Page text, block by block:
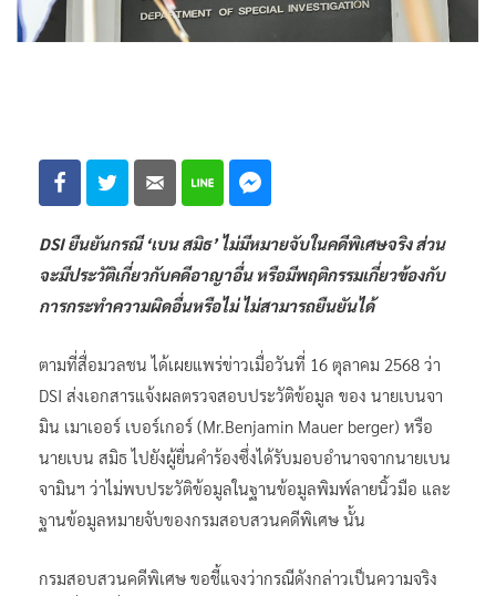
DSI ยืนยันกรณี ‘เบน สมิธ’ ไม่มีหมายจับในคดีพิเศษจริง ส่วน
จะมีประวัติเกี่ยวกับคดีอาญาอื่น หรือมีพฤติกรรมเกี่ยวข้องกับ
การกระทำความผิดอื่นหรือไม่ ไม่สามารถยืนยันได้
ตามที่สื่อมวลชน ได้เผยแพร่ข่าวเมื่อวันที่ 16 ตุลาคม 2568 ว่า
DSI ส่งเอกสารแจ้งผลตรวจสอบประวัติข้อมูล ของ นายเบนจา
มิน เมาเออร์ เบอร์เกอร์ (Mr.Benjamin Mauer berger) หรือ
นายเบน สมิธ ไปยังผู้ยื่นคำร้องซึ่งได้รับมอบอำนาจจากนายเบน
จามินฯ ว่าไม่พบประวัติข้อมูลในฐานข้อมูลพิมพ์ลายนิ้วมือ และ
ฐานข้อมูลหมายจับของกรมสอบสวนคดีพิเศษ นั้น
กรมสอบสวนคดีพิเศษ ขอชี้แจงว่ากรณีดังกล่าวเป็นความจริง